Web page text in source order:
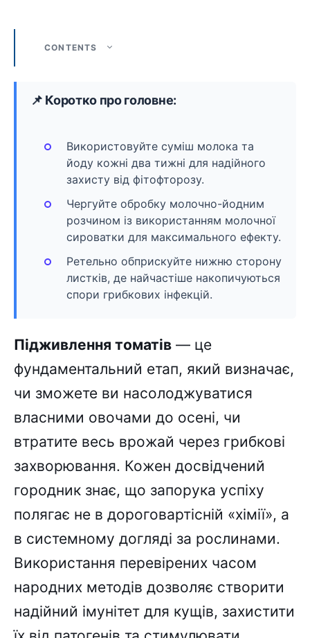
CONTENTS
📌 Коротко про головне:
Використовуйте суміш молока та
йоду кожні два тижні для надійного
захисту від фітофторозу.
Чергуйте обробку молочно-йодним
розчином із використанням молочної
сироватки для максимального ефекту.
Ретельно обприскуйте нижню сторону
листків, де найчастіше накопичуються
спори грибкових інфекцій.
Підживлення томатів — це
фундаментальний етап, який визначає,
чи зможете ви насолоджуватися
власними овочами до осені, чи
втратите весь врожай через грибкові
захворювання. Кожен досвідчений
городник знає, що запорука успіху
полягає не в дороговартісній «хімії», а
в системному догляді за рослинами.
Використання перевірених часом
народних методів дозволяє створити
надійний імунітет для кущів, захистити